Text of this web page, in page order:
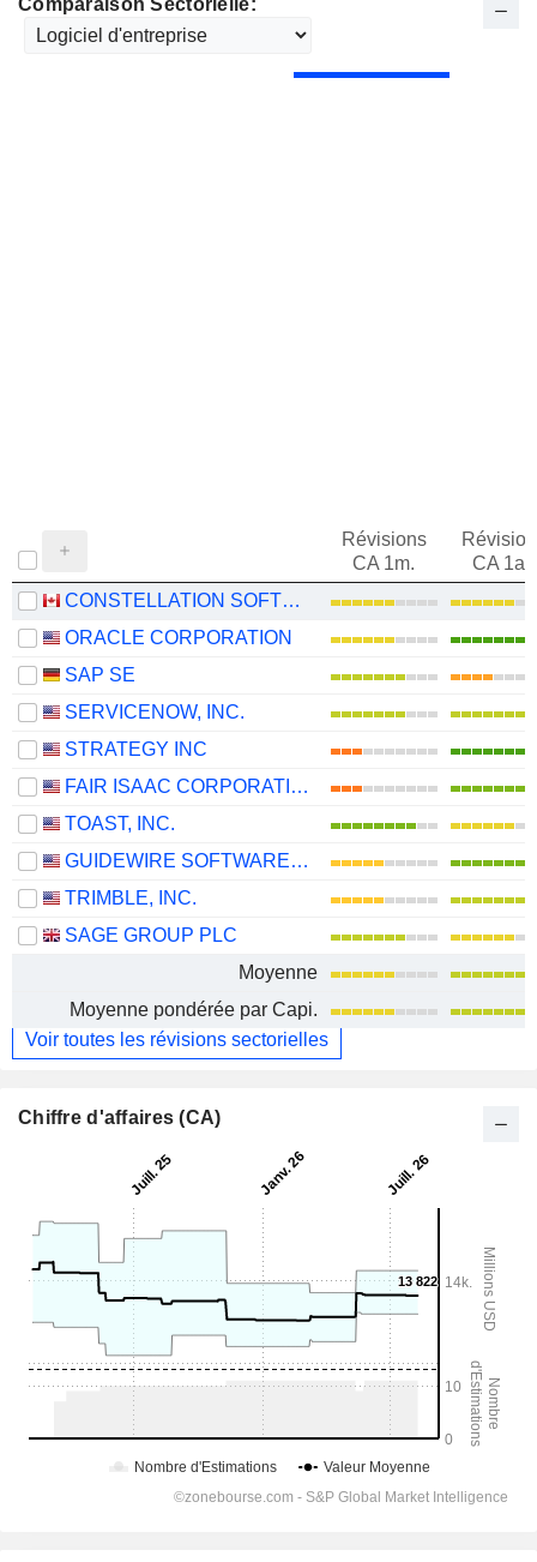
Comparaison Sectorielle:
Révisions
CA 1m.
CA 1an
CONSTELLATION SOFTWARE INC.
ORACLE CORPORATION
SAP SE
SERVICENOW, INC.
STRATEGY INC
FAIR ISAAC CORPORATION
TOAST, INC.
GUIDEWIRE SOFTWARE, INC.
TRIMBLE, INC.
SAGE GROUP PLC
Moyenne
Moyenne pondérée par Capi.
Voir toutes les révisions sectorielles
Chiffre d'affaires (CA)